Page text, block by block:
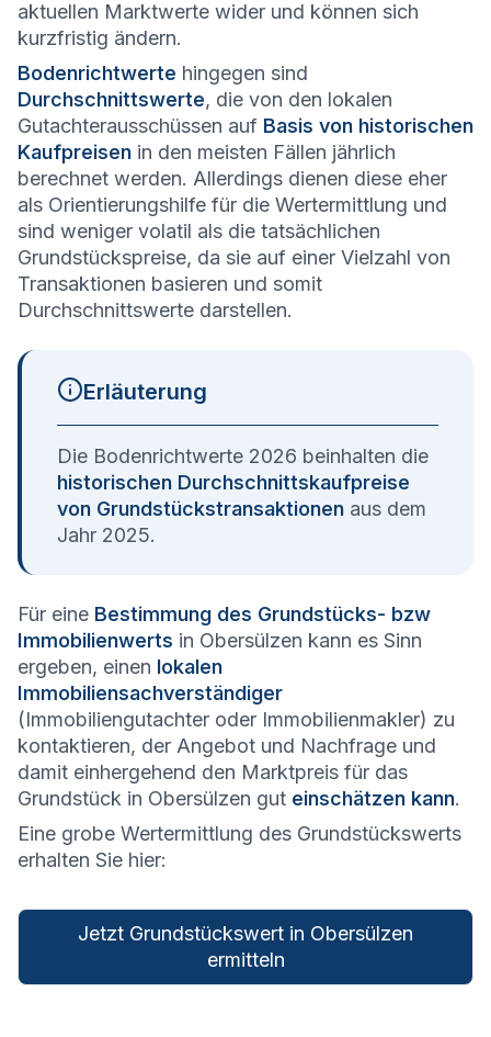
aktuellen Marktwerte wider und können sich
kurzfristig ändern.
Bodenrichtwerte hingegen sind
Durchschnittswerte, die von den lokalen
Gutachterausschüssen auf Basis von historischen
Kaufpreisen in den meisten Fällen jährlich
berechnet werden. Allerdings dienen diese eher
als Orientierungshilfe für die Wertermittlung und
sind weniger volatil als die tatsächlichen
Grundstückspreise, da sie auf einer Vielzahl von
Transaktionen basieren und somit
Durchschnittswerte darstellen.
Erläuterung
Die Bodenrichtwerte 2026 beinhalten die
historischen Durchschnittskaufpreise
von Grundstückstransaktionen aus dem
Jahr 2025.
Für eine Bestimmung des Grundstücks- bzw
Immobilienwerts in Obersülzen kann es Sinn
ergeben, einen lokalen
Immobiliensachverständiger
(Immobiliengutachter oder Immobilienmakler) zu
kontaktieren, der Angebot und Nachfrage und
damit einhergehend den Marktpreis für das
Grundstück in Obersülzen gut einschätzen kann.
Eine grobe Wertermittlung des Grundstückswerts
erhalten Sie hier:
Jetzt Grundstückswert in Obersülzen
ermitteln